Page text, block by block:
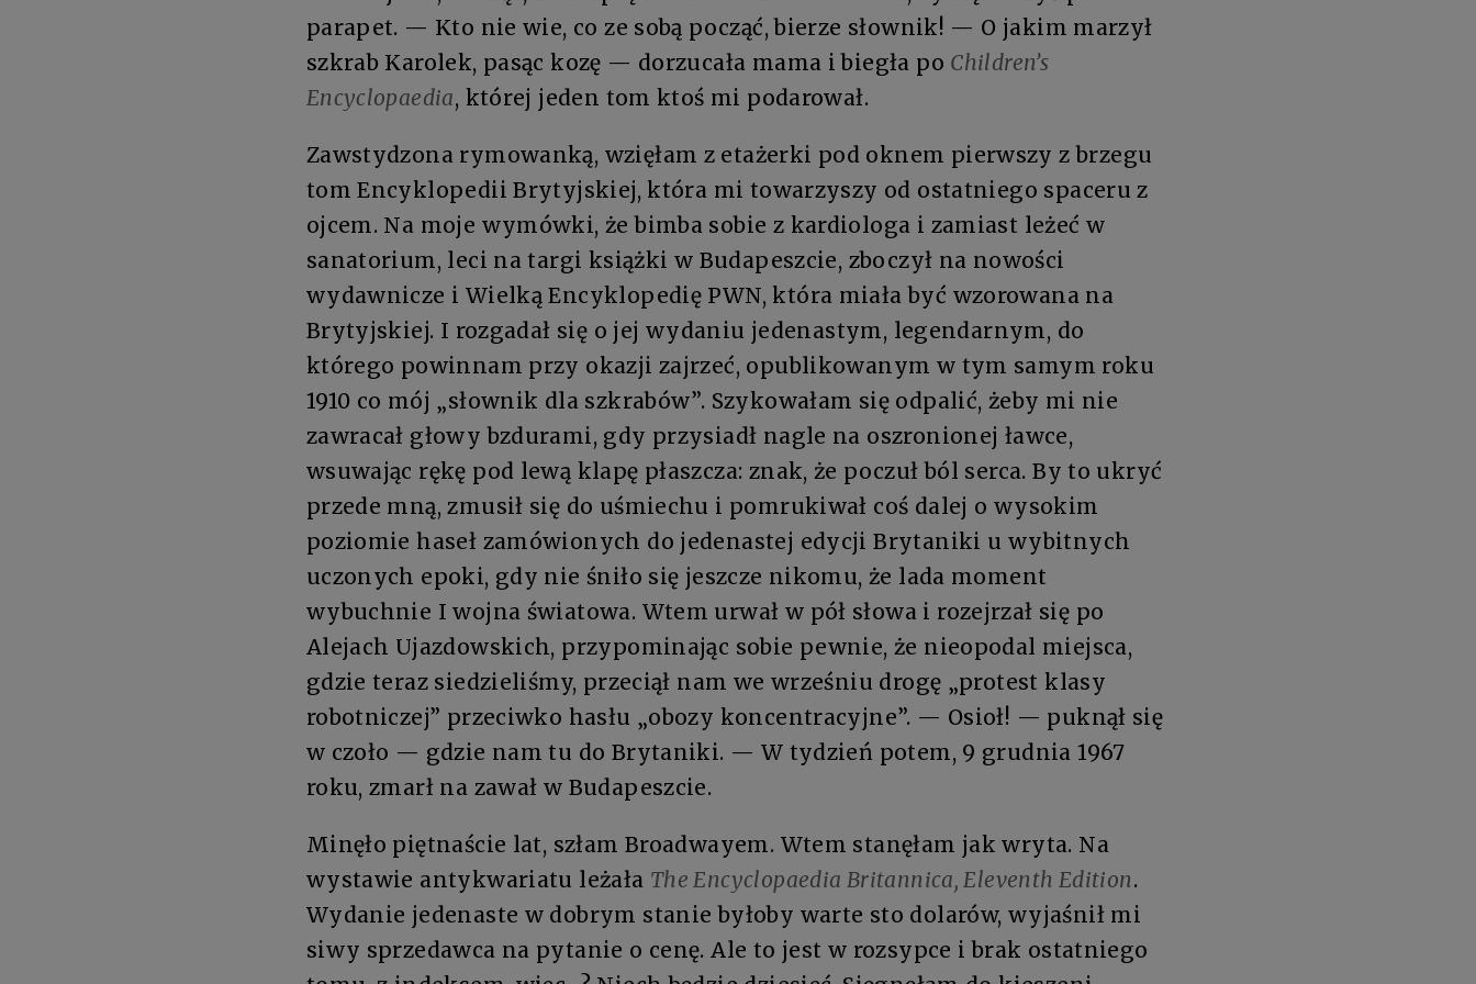
parapet. — Kto nie wie, co ze sobą począć, bierze słownik! — O jakim marzył
szkrab Karolek, pasąc kozę — dorzucała mama i biegła po Children’s
Encyclopaedia, której jeden tom ktoś mi podarował.
Zawstydzona rymowanką, wzięłam z etażerki pod oknem pierwszy z brzegu
tom Encyklopedii Brytyjskiej, która mi towarzyszy od ostatniego spaceru z
ojcem. Na moje wymówki, że bimba sobie z kardiologa i zamiast leżeć w
sanatorium, leci na targi książki w Budapeszcie, zboczył na nowości
wydawnicze i Wielką Encyklopedię PWN, która miała być wzorowana na
Brytyjskiej. I rozgadał się o jej wydaniu jedenastym, legendarnym, do
którego powinnam przy okazji zajrzeć, opublikowanym w tym samym roku
1910 co mój „słownik dla szkrabów”. Szykowałam się odpalić, żeby mi nie
zawracał głowy bzdurami, gdy przysiadł nagle na oszronionej ławce,
wsuwając rękę pod lewą klapę płaszcza: znak, że poczuł ból serca. By to ukryć
przede mną, zmusił się do uśmiechu i pomrukiwał coś dalej o wysokim
poziomie haseł zamówionych do jedenastej edycji Brytaniki u wybitnych
uczonych epoki, gdy nie śniło się jeszcze nikomu, że lada moment
wybuchnie I wojna światowa. Wtem urwał w pół słowa i rozejrzał się po
Alejach Ujazdowskich, przypominając sobie pewnie, że nieopodal miejsca,
gdzie teraz siedzieliśmy, przeciął nam we wrześniu drogę „protest klasy
robotniczej” przeciwko hasłu „obozy koncentracyjne”. — Osioł! — puknął się
w czoło — gdzie nam tu do Brytaniki. — W tydzień potem, 9 grudnia 1967
roku, zmarł na zawał w Budapeszcie.
Minęło piętnaście lat, szłam Broadwayem. Wtem stanęłam jak wryta. Na
wystawie antykwariatu leżała The Encyclopaedia Britannica, Eleventh Edition.
Wydanie jedenaste w dobrym stanie byłoby warte sto dolarów, wyjaśnił mi
siwy sprzedawca na pytanie o cenę. Ale to jest w rozsypce i brak ostatniego